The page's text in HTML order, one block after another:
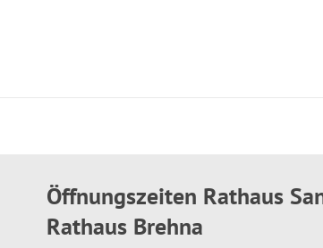
Öffnungszeiten Rathaus
Rathaus Brehna